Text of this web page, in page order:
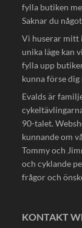
fylla butiken
Saknar du
Vi huserar mitt
unika läge kan
fylla upp
kunna förse
Evalds är
90-talet.
kunnande om
Tommy och
och cyklande
frågor och
KONTAKT